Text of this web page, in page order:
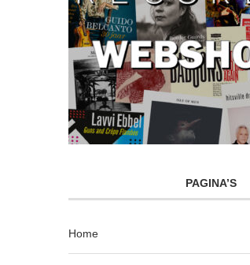
PAGINA’S
Home